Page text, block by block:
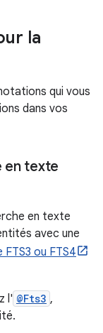
la
qui vous
dans vos
en texte
en texte
avec une
ou FTS4
l' @Fts3 ,